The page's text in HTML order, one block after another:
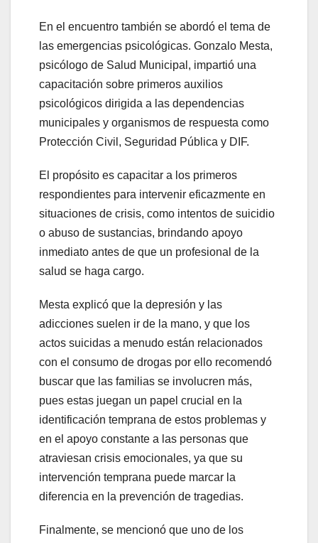
En el encuentro también se abordó el tema de
las emergencias psicológicas. Gonzalo Mesta,
psicólogo de Salud Municipal, impartió una
capacitación sobre primeros auxilios
psicológicos dirigida a las dependencias
municipales y organismos de respuesta como
Protección Civil, Seguridad Pública y DIF.
El propósito es capacitar a los primeros
respondientes para intervenir eficazmente en
situaciones de crisis, como intentos de suicidio
o abuso de sustancias, brindando apoyo
inmediato antes de que un profesional de la
salud se haga cargo.
Mesta explicó que la depresión y las
adicciones suelen ir de la mano, y que los
actos suicidas a menudo están relacionados
con el consumo de drogas por ello recomendó
buscar que las familias se involucren más,
pues estas juegan un papel crucial en la
identificación temprana de estos problemas y
en el apoyo constante a las personas que
atraviesan crisis emocionales, ya que su
intervención temprana puede marcar la
diferencia en la prevención de tragedias.
Finalmente, se mencionó que uno de los